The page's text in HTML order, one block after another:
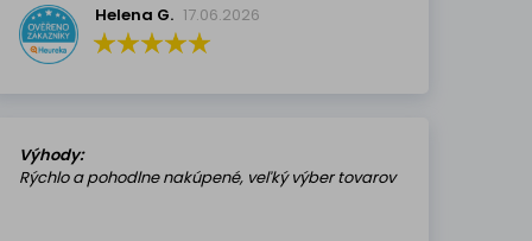
Helena G. 17.06.2026
Výhody:
Rýchlo a pohodlne nakúpené, veľký výber tovarov